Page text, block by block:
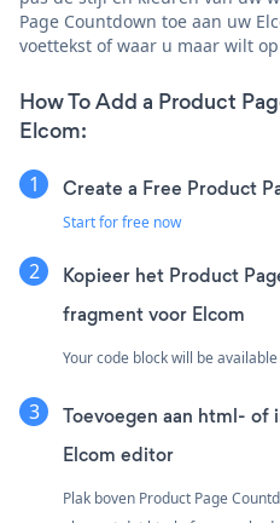
Page Countdown toe aan uw
voettekst of waar u maar wilt
How To Add a Product
Elcom:
Create a Free Product
Start for free now
Kopieer het Product
fragment voor Elcom
Your code block will be
Toevoegen aan html-
Elcom editor
Plak boven Product Page